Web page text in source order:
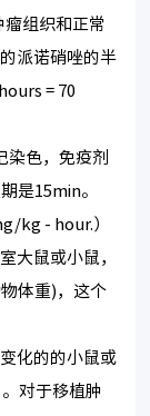
组织和正常
派诺硝唑的半
= 70
染色，免疫剂
是15min。
kg - hour.）
大鼠或小鼠，
体重)，这个
化的的小鼠或
对于移植肿